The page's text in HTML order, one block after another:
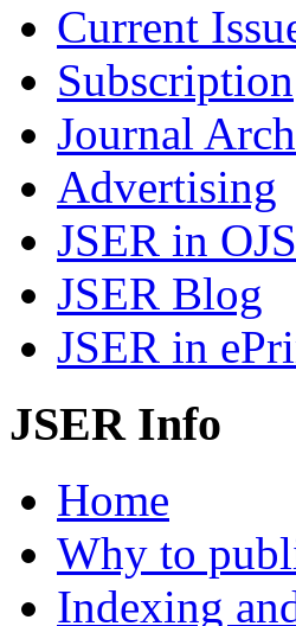
Current
Subscription
Journal
Advertising
JSER in OJS
JSER Blog
JSER in
JSER Info
Home
Why to
Indexing